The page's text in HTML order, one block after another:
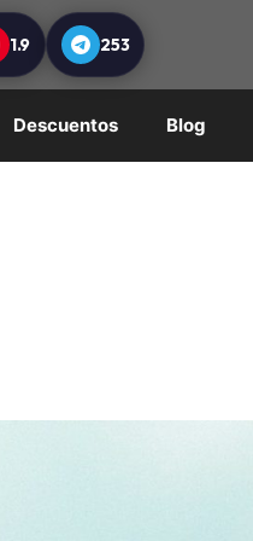
1.9 253
Descuentos Blog